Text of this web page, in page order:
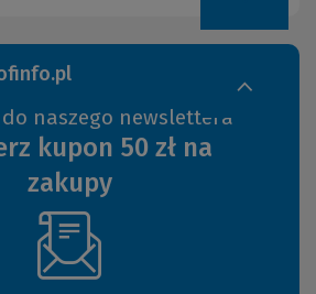
do naszego newslettera
kupon 50 zł na
zakupy
(Nowe
okno)